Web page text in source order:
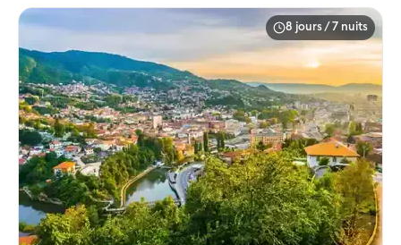
8 jours / 7 nuits